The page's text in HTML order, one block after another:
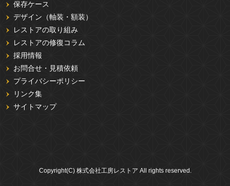
保存ケース
デザイン（軸装・額装）
レストアの取り組み
レストアの修復コラム
採用情報
お問合せ・見積依頼
プライバシーポリシー
リンク集
サイトマップ
Copyright(C) 株式会社工房レストア All rights reserved.